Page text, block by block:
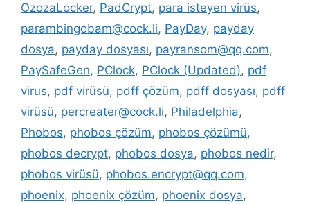
OzozaLocker, PadCrypt, para isteyen virüs,
parambingobam@cock.li, PayDay, payday
dosya, payday dosyası, payransom@qq.com,
PaySafeGen, PClock, PClock (Updated), pdf
virus, pdf virüsü, pdff çözüm, pdff dosyası, pdff
virüsü, percreater@cock.li, Philadelphia,
Phobos, phobos çözüm, phobos çözümü,
phobos decrypt, phobos dosya, phobos nedir,
phobos virüsü, phobos.encrypt@qq.com,
phoenix, phoenix çözüm, phoenix dosya,